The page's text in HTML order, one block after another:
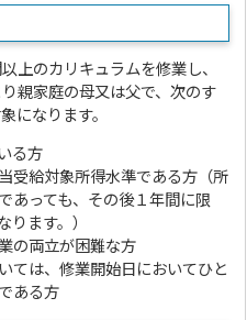
上のカリキュラムを修業し、
親家庭の母又は父で、次のす
になります。
る方
受給対象所得水準である方（所
あっても、その後１年間に限
ります。）
の両立が困難な方
ては、修業開始日においてひと
ある方